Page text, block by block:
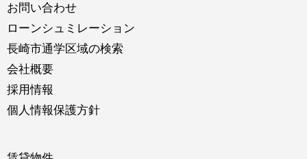
お問い合わせ
ローンシュミレーション
長崎市通学区域の検索
会社概要
採用情報
個人情報保護方針